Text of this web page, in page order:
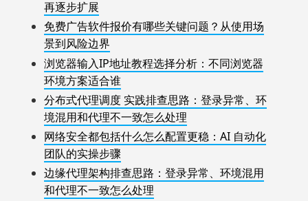
再逐步扩展
免费广告软件报价有哪些关键问题？从使用场
景到风险边界
浏览器输入IP地址教程选择分析：不同浏览器
环境方案适合谁
分布式代理调度 实践排查思路：登录异常、环
境混用和代理不一致怎么处理
网络安全都包括什么怎么配置更稳：AI 自动化
团队的实操步骤
边缘代理架构排查思路：登录异常、环境混用
和代理不一致怎么处理